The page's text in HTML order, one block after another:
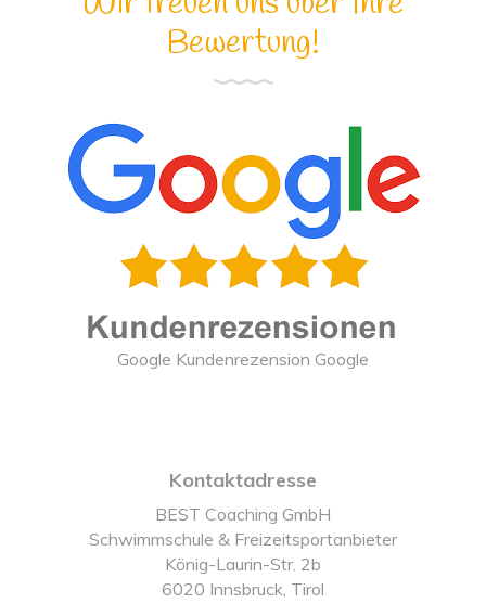
Bewertung!
Google Kundenrezension Google
Kontaktadresse
BEST Coaching GmbH
Schwimmschule & Freizeitsportanbieter
König-Laurin-Str. 2b
6020 Innsbruck, Tirol